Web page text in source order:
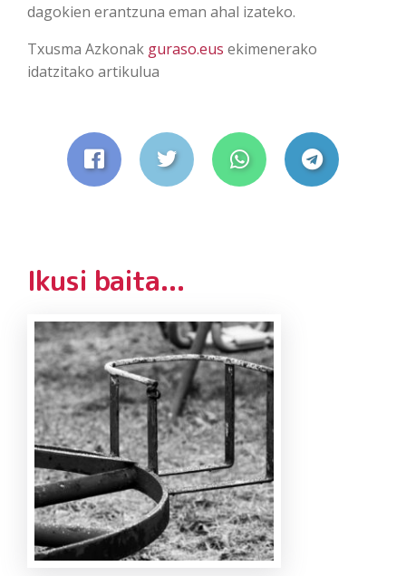
dagokien erantzuna eman ahal izateko.
Txusma Azkonak guraso.eus ekimenerako
idatzitako artikulua
Ikusi baita...